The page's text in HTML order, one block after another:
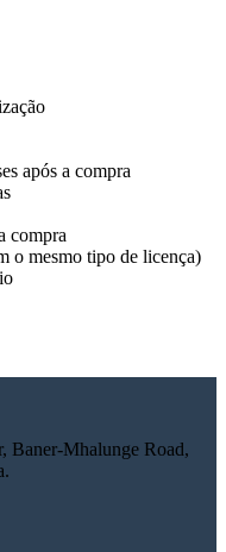
após a compra
compra
o mesmo tipo de licença)
Baner-Mhalunge Road,